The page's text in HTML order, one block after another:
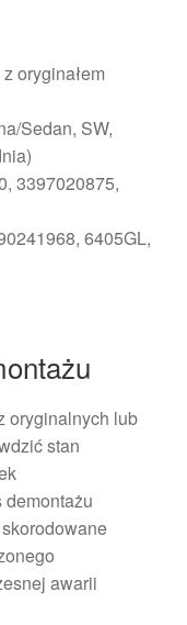
oryginałem
Sedan, SW,
3397020875,
6405GL,
oryginalnych lub
stan
awarii